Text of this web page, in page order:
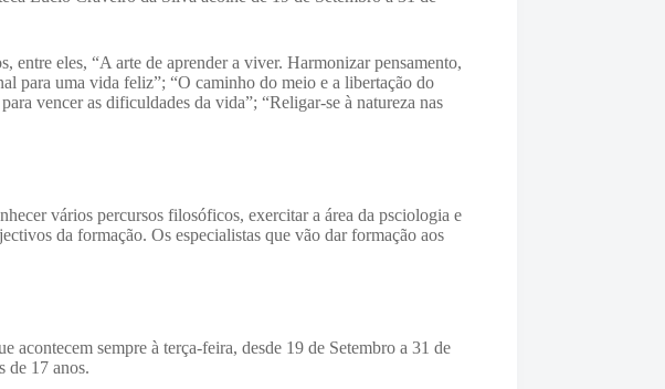
entre eles, “A arte de aprender a viver. Harmonizar pensamento,
para uma vida feliz”; “O caminho do meio e a libertação do
vencer as dificuldades da vida”; “Religar-se à natureza nas
vários percursos filosóficos, exercitar a área da psciologia e
da formação. Os especialistas que vão dar formação aos
acontecem sempre à terça-feira, desde 19 de Setembro a 31 de
de 17 anos.